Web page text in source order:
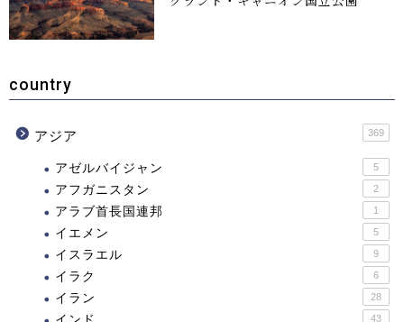
country
アジア 369
アゼルバイジャン 5
アフガニスタン 2
アラブ首長国連邦 1
イエメン 5
イスラエル 9
イラク 6
イラン 28
43